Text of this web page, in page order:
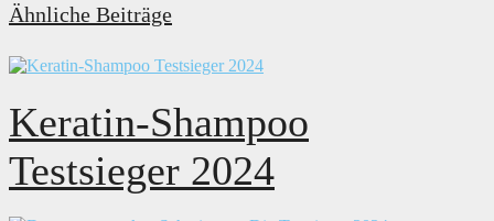
Ähnliche Beiträge
Keratin-Shampoo
Testsieger 2024